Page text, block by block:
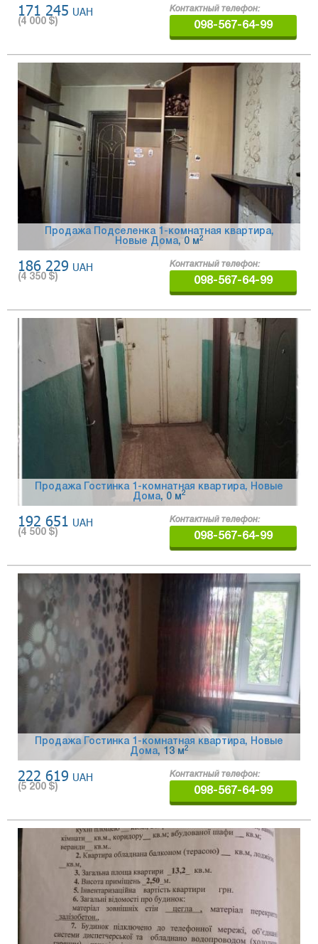
171 245 UAH
(4 000 $)
Контактный телефон:
098-567-64-99
Продажа Подселенка 1-комнатная квартира,
Новые Дома, 0 м2
186 229 UAH
(4 350 $)
Контактный телефон:
098-567-64-99
Продажа Гостинка 1-комнатная квартира, Новые
Дома, 0 м2
192 651 UAH
(4 500 $)
Контактный телефон:
098-567-64-99
Продажа Гостинка 1-комнатная квартира, Новые
Дома, 13 м 2
222 619 UAH
(5 200 $)
Контактный телефон:
098-567-64-99